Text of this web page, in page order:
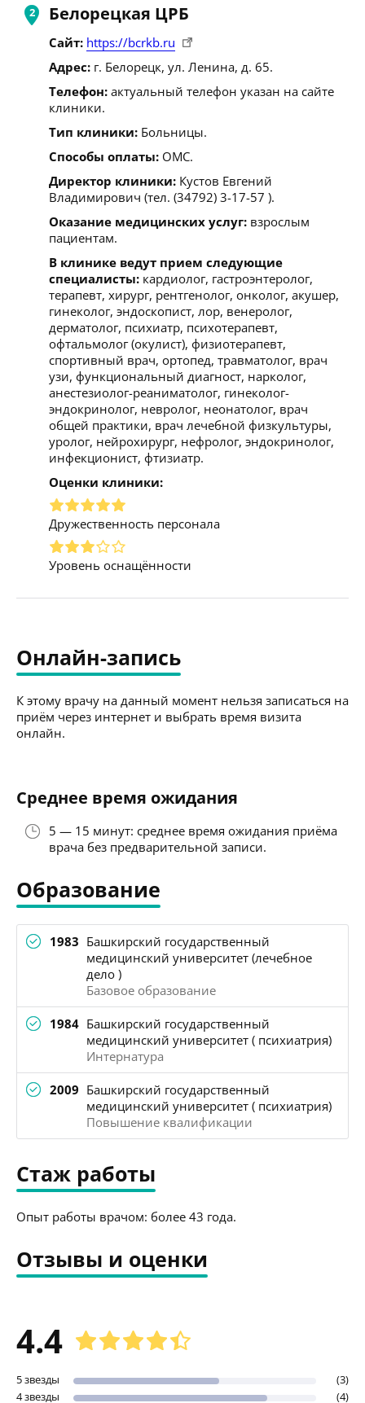
Белорецкая ЦРБ
Сайт: https://bcrkb.ru
Адрес: г. Белорецк, ул. Ленина, д. 65.
Телефон: актуальный телефон указан на сайте
клиники.
Тип клиники: Больницы.
Способы оплаты: ОМС.
Директор клиники: Кустов Евгений
Владимирович (тел. (34792) 3-17-57 ).
Оказание медицинских услуг: взрослым
пациентам.
В клинике ведут прием следующие
специалисты: кардиолог, гастроэнтеролог,
терапевт, хирург, рентгенолог, онколог, акушер,
гинеколог, эндоскопист, лор, венеролог,
дерматолог, психиатр, психотерапевт,
офтальмолог (окулист), физиотерапевт,
спортивный врач, ортопед, травматолог, врач
узи, функциональный диагност, нарколог,
анестезиолог-реаниматолог, гинеколог-
эндокринолог, невролог, неонатолог, врач
общей практики, врач лечебной физкультуры,
уролог, нейрохирург, нефролог, эндокринолог,
инфекционист, фтизиатр.
Оценки клиники:
Дружественность персонала
Уровень оснащённости
Онлайн-запись
К этому врачу на данный момент нельзя записаться на
приём через интернет и выбрать время визита
онлайн.
Среднее время ожидания
5 — 15 минут: среднее время ожидания приёма
врача без предварительной записи.
Образование
1983 Башкирский государственный
медицинский университет (лечебное
дело )
Базовое образование
1984 Башкирский государственный
медицинский университет ( психиатрия)
Интернатура
2009 Башкирский государственный
медицинский университет ( психиатрия)
Повышение квалификации
Стаж работы
Опыт работы врачом: более 43 года.
Отзывы и оценки
4.4
5 звезды
(3)
4 звезды
(4)